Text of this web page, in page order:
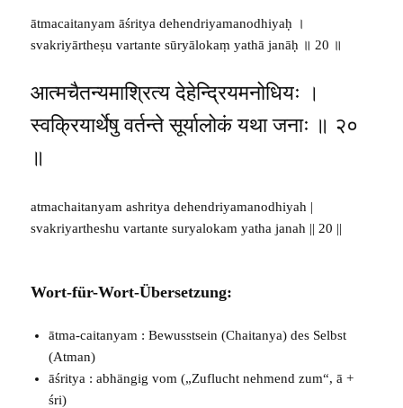
ātmacaitanyam āśritya dehendriyamanodhiyaḥ ।
svakriyārtheṣu vartante sūryālokaṃ yathā janāḥ ॥ 20 ॥
आत्मचैतन्यमाश्रित्य देहेन्द्रियमनोधियः ।
स्वक्रियार्थेषु वर्तन्ते सूर्यालोकं यथा जनाः ॥ २०
॥
atmachaitanyam ashritya dehendriyamanodhiyah |
svakriyartheshu vartante suryalokam yatha janah || 20 ||
Wort-für-Wort-Übersetzung:
ātma-caitanyam : Bewusstsein (Chaitanya) des Selbst
(Atman)
āśritya : abhängig vom („Zuflucht nehmend zum“, ā +
śri)